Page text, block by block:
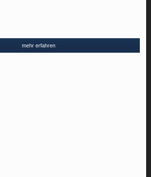
mehr erfahren